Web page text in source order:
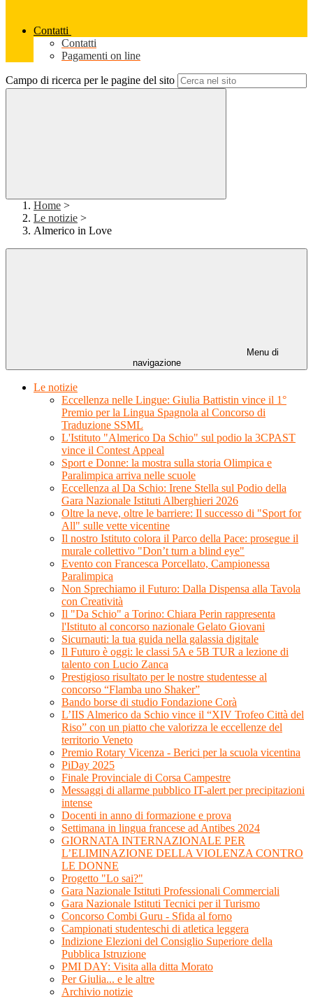
Contatti
Contatti
Pagamenti on line
Campo di ricerca per le pagine del sito
Home >
Le notizie >
Almerico in Love
Menu di
navigazione
Le notizie
Eccellenza nelle Lingue: Giulia Battistin vince il 1°
Premio per la Lingua Spagnola al Concorso di
Traduzione SSML
L'Istituto "Almerico Da Schio" sul podio la 3CPAST
vince il Contest Appeal
Sport e Donne: la mostra sulla storia Olimpica e
Paralimpica arriva nelle scuole
Eccellenza al Da Schio: Irene Stella sul Podio della
Gara Nazionale Istituti Alberghieri 2026
Oltre la neve, oltre le barriere: Il successo di "Sport for
All" sulle vette vicentine
Il nostro Istituto colora il Parco della Pace: prosegue il
murale collettivo "Don’t turn a blind eye"
Evento con Francesca Porcellato, Campionessa
Paralimpica
Non Sprechiamo il Futuro: Dalla Dispensa alla Tavola
con Creatività
Il "Da Schio" a Torino: Chiara Perin rappresenta
l'Istituto al concorso nazionale Gelato Giovani
Sicurnauti: la tua guida nella galassia digitale
Il Futuro è oggi: le classi 5A e 5B TUR a lezione di
talento con Lucio Zanca
Prestigioso risultato per le nostre studentesse al
concorso “Flamba uno Shaker”
Bando borse di studio Fondazione Corà
L’IIS Almerico da Schio vince il “XIV Trofeo Città del
Riso” con un piatto che valorizza le eccellenze del
territorio Veneto
Premio Rotary Vicenza - Berici per la scuola vicentina
PiDay 2025
Finale Provinciale di Corsa Campestre
Messaggi di allarme pubblico IT-alert per precipitazioni
intense
Docenti in anno di formazione e prova
Settimana in lingua francese ad Antibes 2024
GIORNATA INTERNAZIONALE PER
L’ELIMINAZIONE DELLA VIOLENZA CONTRO
LE DONNE
Progetto "Lo sai?"
Gara Nazionale Istituti Professionali Commerciali
Gara Nazionale Istituti Tecnici per il Turismo
Concorso Combi Guru - Sfida al forno
Campionati studenteschi di atletica leggera
Indizione Elezioni del Consiglio Superiore della
Pubblica Istruzione
PMI DAY: Visita alla ditta Morato
Per Giulia... e le altre
Archivio notizie